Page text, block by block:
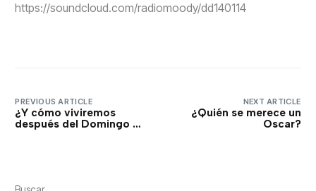
https://soundcloud.com/radiomoody/dd140114
PREVIOUS ARTICLE
¿Y cómo viviremos
después del Domingo de
NEXT ARTICLE
¿Quién se merece un
Oscar?